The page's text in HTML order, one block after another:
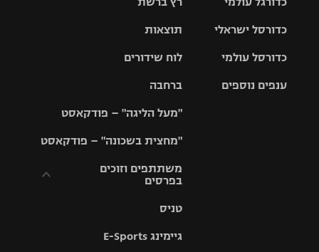
תוצאות
לוח שידורים
ברחבה
"מעל הליגה" – פודקאסט
"מחצית בשכונה" – פודקאסט
משתתפים וזוכים
בפרסים
וזוכים בפרסים
טניס
גיימינג E-Sports
גביע הטוטו
האלופות
ליגה
כדורסל ישראלי
סל
כדורסל עולמי
ענפים נוספים